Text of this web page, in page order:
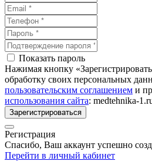
Показать пароль
Нажимая кнопку
обработку своих персональных
пользовательским соглашением и
использования сайта: medtehnika-
Зарегистрироваться
Регистрация
Спасибо, Ваш аккаунт успешно
Перейти в личный кабинет